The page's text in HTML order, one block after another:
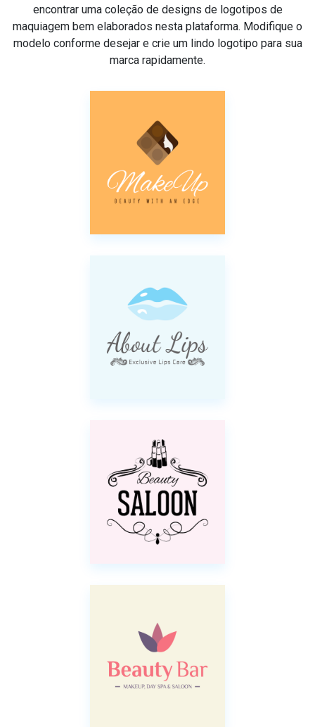
encontrar uma coleção de designs de logotipos de
maquiagem bem elaborados nesta plataforma. Modifique o
modelo conforme desejar e crie um lindo logotipo para sua
marca rapidamente.